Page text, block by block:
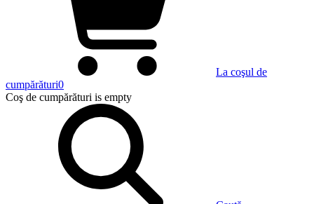
La coşul de
cumpărături0
Coş de cumpărături is empty